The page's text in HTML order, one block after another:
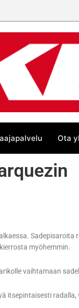
Ota
Sadepisaroita
myöhemmin.
vaihtamaan
itsepintaisesti